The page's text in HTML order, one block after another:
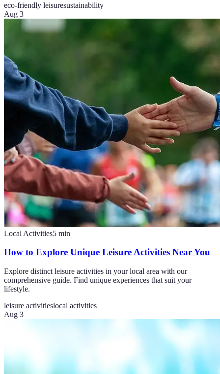
eco-friendly leisuresustainability
Aug 3
Local Activities5 min
How to Explore Unique Leisure Activities Near You
Explore distinct leisure activities in your local area with our
comprehensive guide. Find unique experiences that suit your
lifestyle.
leisure activitieslocal activities
Aug 3